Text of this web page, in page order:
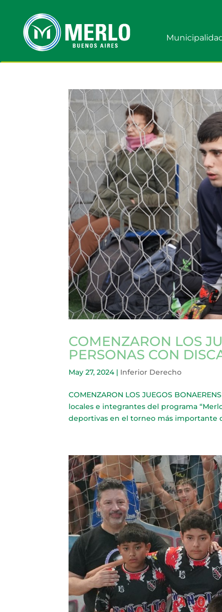
COMENZARON LOS
PERSONAS CON
May 27, 2024| Inferior Derecho
COMENZARON LOS JUEGOS
locales e integrantes del programa
deportivas en el torneo más importante